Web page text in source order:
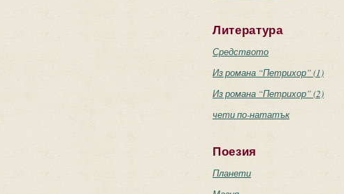
Литература
Средството
Из романа “Петрихор” (1)
Из романа “Петрихор” (2)
чети по-нататък
Поезия
Планети